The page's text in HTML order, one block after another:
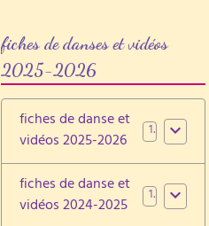
fiches de danses et vidéos
2025-2026
fiches de danse et
vidéos 2025-2026
1
fiches de danse et
vidéos 2024-2025
1